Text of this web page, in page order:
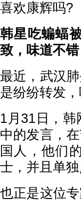
喜欢康辉吗?
韩星吃蝙蝠
致，味道不错
最近，武汉
是纷纷转发
1月31日，
中的发言，
国人，他们
士，并且单
也正是这位